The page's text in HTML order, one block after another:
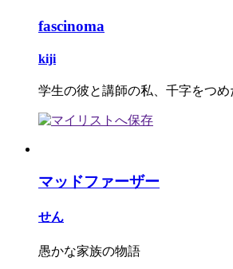
fascinoma
kiji
学生の彼と講師の私、千字をつ
マッドファーザー
せん
愚かな家族の物語